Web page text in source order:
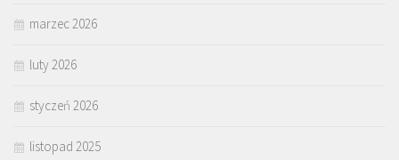
marzec 2026
luty 2026
styczeń 2026
listopad 2025